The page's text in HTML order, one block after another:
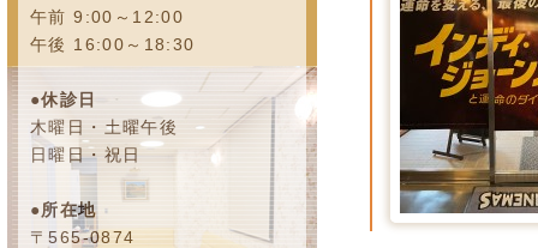
午前 9:00～12:00
午後 16:00～18:30
●休診日
木曜日・土曜午後
日曜日・祝日
●所在地
〒565-0874